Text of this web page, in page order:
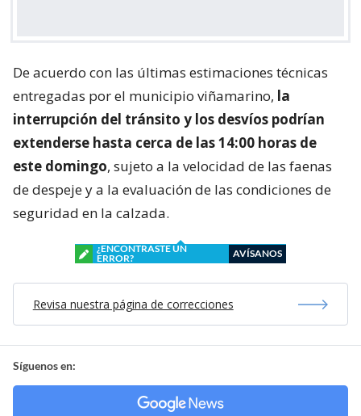
De acuerdo con las últimas estimaciones técnicas
entregadas por el municipio viñamarino, la
interrupción del tránsito y los desvíos podrían
extenderse hasta cerca de las 14:00 horas de
este domingo, sujeto a la velocidad de las faenas
de despeje y a la evaluación de las condiciones de
seguridad en la calzada.
¿ENCONTRASTE UN
ERROR?
AVÍSANOS
Revisa nuestra página de correcciones
Síguenos en: